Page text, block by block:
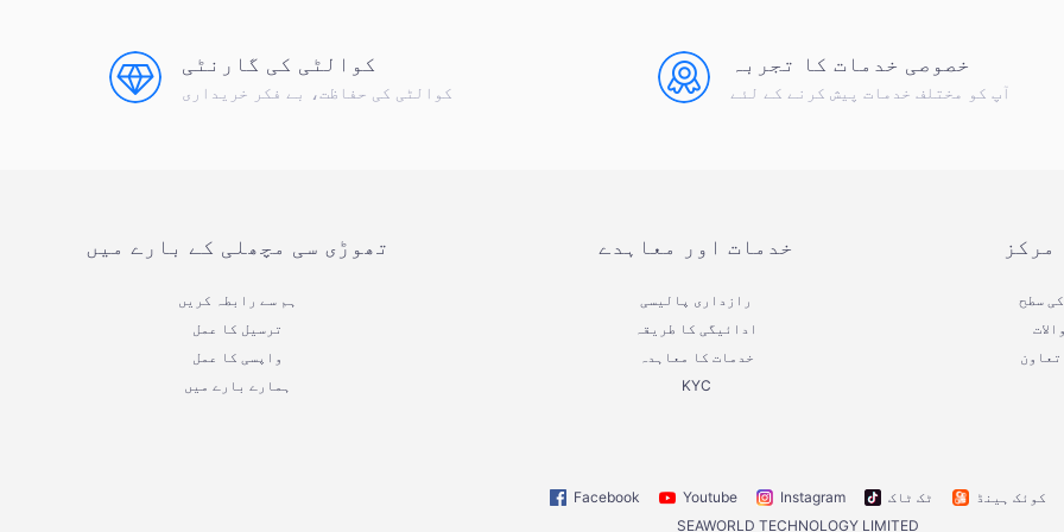
کوالٹی کی گارنٹی
کوالٹی کی حفاظت، بے فکر خریداری
خصوصی خدمات کا تجربہ
آپ کو مختلف خدمات پیش کرنے کے لئے
تھوڑی سی مچھلی کے بارے میں
ہم سے رابطہ کریں
ترسیل کا عمل
واپسی کا عمل
ہمارے بارے میں
خدمات اور معاہدے
رازداری پالیسی
ادائیگی کا طریقہ
خدمات کا معاہدہ
KYC
مرکز
سطح
Facebook Youtube Instagram ٹک ٹاک
کوئک ہینڈ
SEAWORLD TECHNOLOGY LIMITED